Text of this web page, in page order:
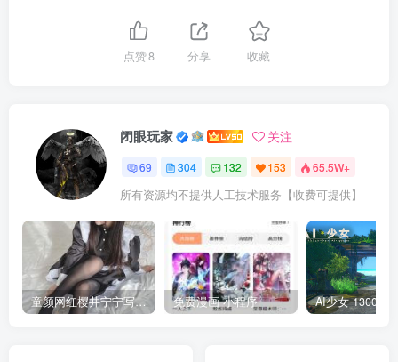
点赞8 分享 收藏
闭眼玩家 关注
69 304 132 153 65.5W+
所有资源均不提供人工技术服务【收费可提供】
童颜网红樱井宁宁写真集套图 免费漫画 小程序